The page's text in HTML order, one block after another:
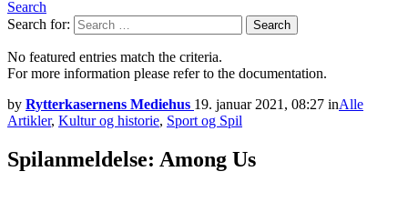
Search
Search for:
Search
No featured entries match the criteria.
For more information please refer to the documentation.
by Rytterkasernens Mediehus 19. januar 2021, 08:27 inAlle
Artikler, Kultur og historie, Sport og Spil
Spilanmeldelse: Among Us